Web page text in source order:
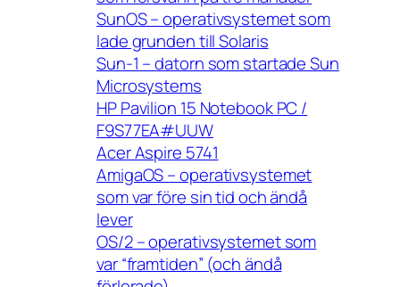
SunOS – operativsystemet som
lade grunden till Solaris
Sun-1 – datorn som startade Sun
Microsystems
HP Pavilion 15 Notebook PC /
F9S77EA#UUW
Acer Aspire 5741
AmigaOS – operativsystemet
som var före sin tid och ändå
lever
OS/2 – operativsystemet som
var “framtiden” (och ändå